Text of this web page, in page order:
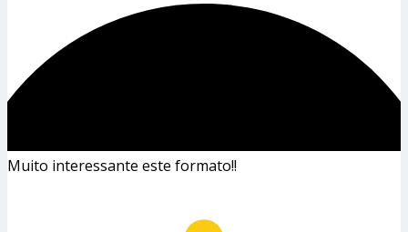
Muito interessante este formato!!